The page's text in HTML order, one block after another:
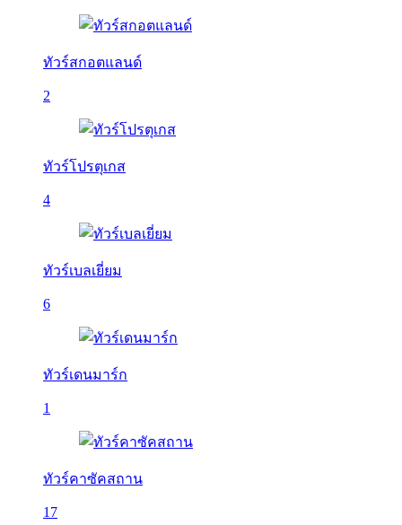
ทัวร์สกอตแลนด์
2
ทัวร์โปรตุเกส
4
ทัวร์เบลเยี่ยม
6
ทัวร์เดนมาร์ก
1
ทัวร์คาซัคสถาน
17